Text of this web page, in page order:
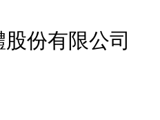
份有限公司